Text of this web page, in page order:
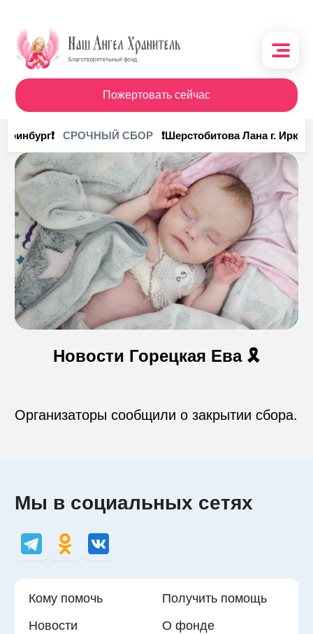
Пожертовать сейчас
О фонде
Поступления
Кому помочь
Кому помогли
Получить помощь
Сотрудничество
Контакты
Пожертвовать
e-mail для связи
СРОЧНЫЙ СБОР ❗Шерстобитова Лана г.
Новости Горецкая Ева 🎗️
Организаторы сообщили о закрытии сбора.
Мы в социальных сетях
Кому помочь
Получить помощь
Новости
О фонде